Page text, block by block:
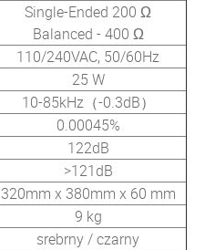
Single-Ended 200 Ω
Balanced - 400 Ω
110/240VAC, 50/60Hz
25 W
10-85kHz（-0.3dB）
0.00045%
122dB
>121dB
320mm x 380mm x 60 mm
9 kg
srebrny / czarny